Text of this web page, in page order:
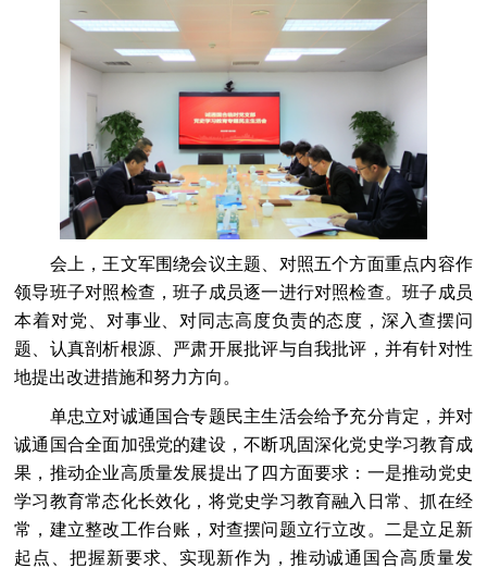
会上，王文军围绕会议主题、对照五个方面重点内容作
领导班子对照检查，班子成员逐一进行对照检查。班子成员
本着对党、对事业、对同志高度负责的态度，深入查摆问
题、认真剖析根源、严肃开展批评与自我批评，并有针对性
地提出改进措施和努力方向。
单忠立对诚通国合专题民主生活会给予充分肯定，并对
诚通国合全面加强党的建设，不断巩固深化党史学习教育成
果，推动企业高质量发展提出了四方面要求：一是推动党史
学习教育常态化长效化，将党史学习教育融入日常、抓在经
常，建立整改工作台账，对查摆问题立行立改。二是立足新
起点、把握新要求、实现新作为，推动诚通国合高质量发